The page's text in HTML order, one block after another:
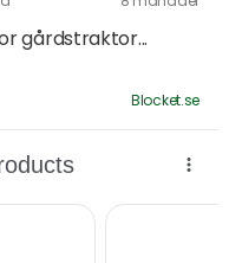
gårdstraktor...
Blocket.se